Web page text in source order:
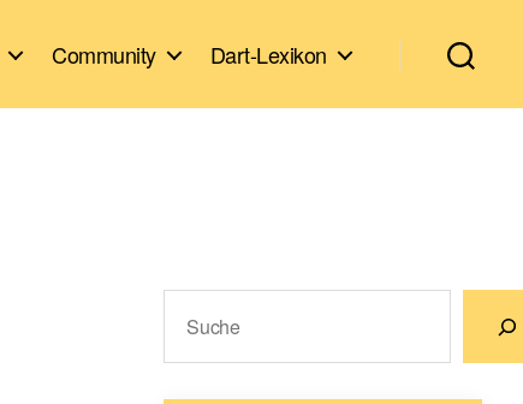
Community Dart-Lexikon